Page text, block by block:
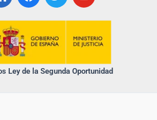
Ley de la Segunda Oportunidad